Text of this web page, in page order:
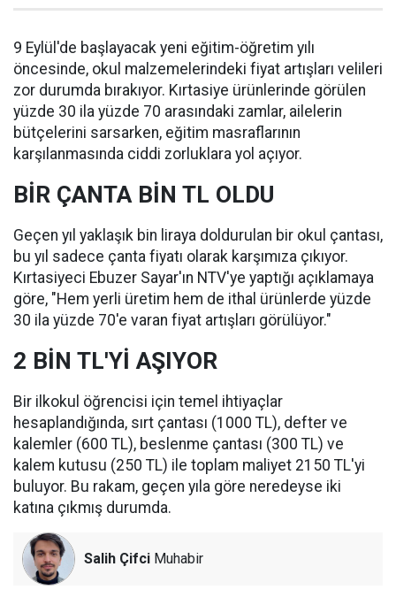
9 Eylül'de başlayacak yeni eğitim-öğretim yılı
öncesinde, okul malzemelerindeki fiyat artışları velileri
zor durumda bırakıyor. Kırtasiye ürünlerinde görülen
yüzde 30 ila yüzde 70 arasındaki zamlar, ailelerin
bütçelerini sarsarken, eğitim masraflarının
karşılanmasında ciddi zorluklara yol açıyor.
BİR ÇANTA BİN TL OLDU
Geçen yıl yaklaşık bin liraya doldurulan bir okul çantası,
bu yıl sadece çanta fiyatı olarak karşımıza çıkıyor.
Kırtasiyeci Ebuzer Sayar'ın NTV'ye yaptığı açıklamaya
göre, "Hem yerli üretim hem de ithal ürünlerde yüzde
30 ila yüzde 70'e varan fiyat artışları görülüyor."
2 BİN TL'Yİ AŞIYOR
Bir ilkokul öğrencisi için temel ihtiyaçlar
hesaplandığında, sırt çantası (1000 TL), defter ve
kalemler (600 TL), beslenme çantası (300 TL) ve
kalem kutusu (250 TL) ile toplam maliyet 2150 TL'yi
buluyor. Bu rakam, geçen yıla göre neredeyse iki
katına çıkmış durumda.
Salih Çifci Muhabir